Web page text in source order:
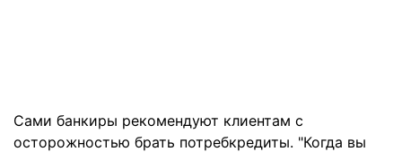
Сами банкиры рекомендуют клиентам с
осторожностью брать потребкредиты. "Когда вы